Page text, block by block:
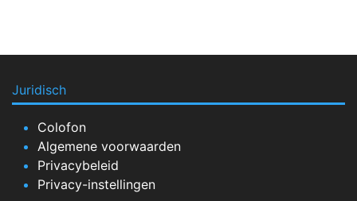
Juridisch
Colofon
Algemene voorwaarden
Privacybeleid
Privacy-instellingen